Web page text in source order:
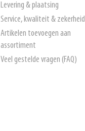
Levering & plaatsing
Service, kwaliteit & zekerheid
Artikelen toevoegen aan
assortiment
Veel gestelde vragen (FAQ)